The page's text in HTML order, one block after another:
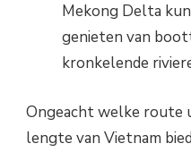
Mekong Delta
genieten van
kronkelende
Ongeacht welke route
lengte van Vietnam